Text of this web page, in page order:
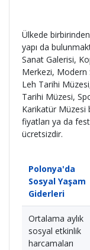
Ülkede
yapı da
Sanat Galerisi,
Merkezi, Modern
Leh Tarihi
Tarihi Müzesi,
Karikatür Müzesi
fiyatları ya da
ücretsizdir.
Polonya'da
Sosyal Yaşam
Giderleri
Ortalama aylık
sosyal etkinlik
harcamaları